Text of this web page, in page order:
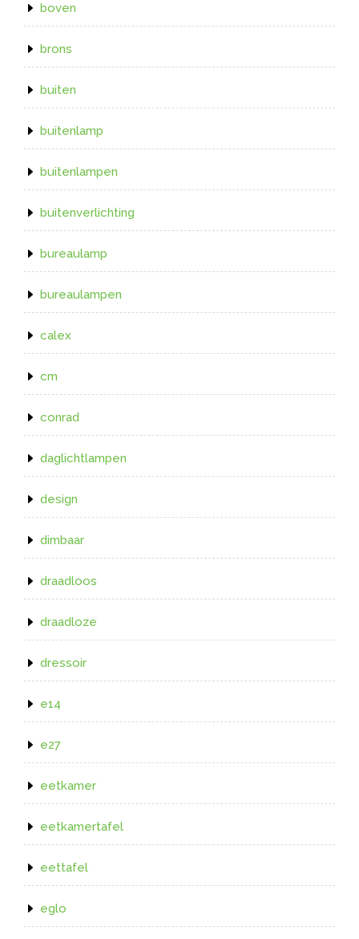
boven
brons
buiten
buitenlamp
buitenlampen
buitenverlichting
bureaulamp
bureaulampen
calex
cm
conrad
daglichtlampen
design
dimbaar
draadloos
draadloze
dressoir
e14
e27
eetkamer
eetkamertafel
eettafel
eglo